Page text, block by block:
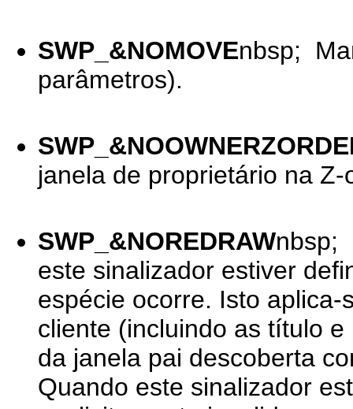
SWP_&NOMOVEnbsp;
parâmetros).
janela de proprietário na Z-
SWP_&NOREDRAWnbsp;
este sinalizador estiver
espécie ocorre. Isto
cliente (incluindo as título
da janela pai descoberta
Quando este sinalizador